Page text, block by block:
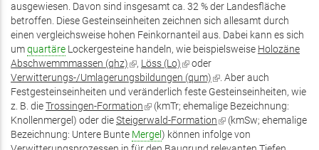
ausgewiesen. Davon sind insgesamt ca. 32 % der Landesfläche
betroffen. Diese Gesteinseinheiten zeichnen sich allesamt durch
einen vergleichsweise hohen Feinkornanteil aus. Dabei kann es sich
umquartäre Lockergesteine handeln, wie beispielsweise Holozäne
Abschwemmmassen (qhz)(Link
ist
extern)
, Löss (Lo)(Link
ist
extern)
oder
Verwitterungs-/Umlagerungsbildungen (qum)(Link
ist
extern)
. Aber auch
Festgesteinseinheiten und veränderlich feste Gesteinseinheiten, wie
z. B. dieTrossingen-Formation(Link
ist
extern)
(kmTr; ehemalige Bezeichnung:
Knollenmergel) oder dieSteigerwald-Formation(Link
ist
(kmSw; ehemalige
Bezeichnung: Untere Bunte Mergel) können infolge von